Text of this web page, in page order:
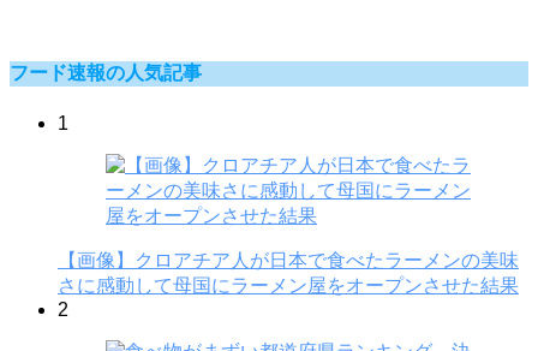
フード速報の人気記事
1
【画像】クロアチア人が日本で食べたラーメンの美味
さに感動して母国にラーメン屋をオープンさせた結果
2